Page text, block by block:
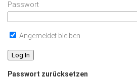
Passwort
Angemeldet bleiben
Passwort zurücksetzen